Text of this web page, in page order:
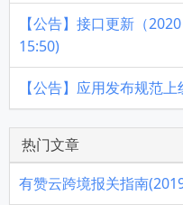
【公告】接口更新（
15:50)
【公告】应用发布规范
热门文章
有赞云跨境报关指南